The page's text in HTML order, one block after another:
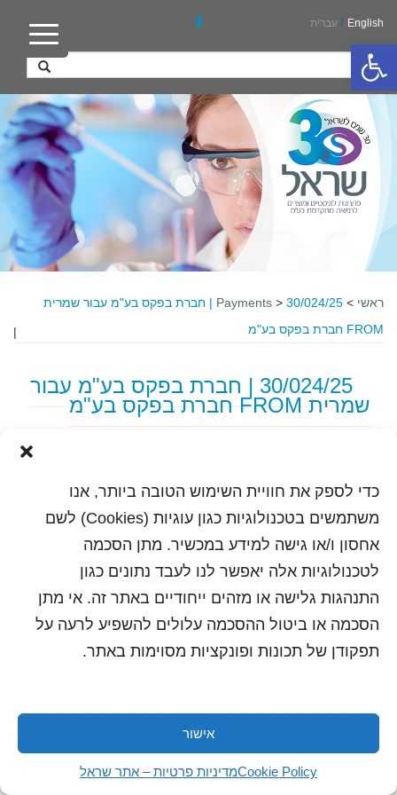
פתח סרגל נגישות
כדי לספק את חוויית השימוש הטובה ביותר, אנו
משתמשים בטכנולוגיות כגון עוגיות (Cookies) לשם
אחסון ו/או גישה למידע במכשיר. מתן הסכמה
לטכנולוגיות אלה יאפשר לנו לעבד נתונים כגון
התנהגות גלישה או מזהים ייחודיים באתר זה. אי מתן
הסכמה או ביטול ההסכמה עלולים להשפיע לרעה על
תפקודן של תכונות ופונקציות מסוימות באתר.
אישור
Cookie Policyמדיניות פרטיות – אתר שראל
English
/ עברית
ראשי >
Payments >
30/024/25 | חברת בפקס בע"מ עבור שמרית
FROM חברת בפקס בע"מ
|
30/024/25 | חברת בפקס בע"מ עבור
שמרית FROM חברת בפקס בע"מ
כל הזכויות שמורות לשראל 2018 | עיצוב ותכנות: סטודיו
"היוצרים"